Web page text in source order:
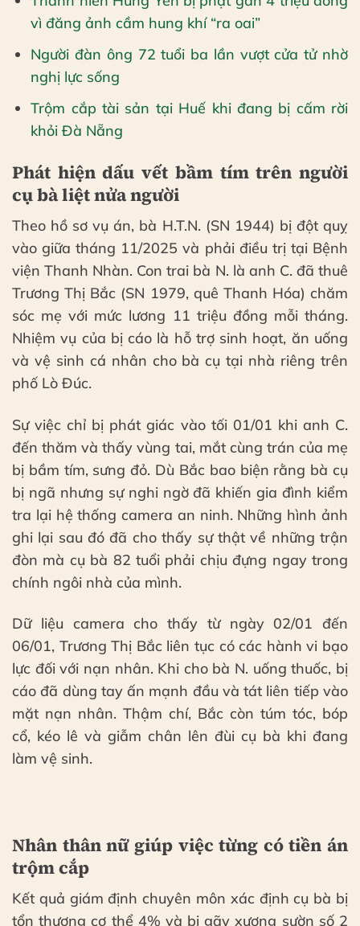
vì đăng ảnh cầm hung khí “ra oai”
Người đàn ông 72 tuổi ba lần vượt cửa tử nhờ
nghị lực sống
Trộm cắp tài sản tại Huế khi đang bị cấm rời
khỏi Đà Nẵng
Phát hiện dấu vết bầm tím trên người
cụ bà liệt nửa người
Theo hồ sơ vụ án, bà H.T.N. (SN 1944) bị đột quỵ
vào giữa tháng 11/2025 và phải điều trị tại Bệnh
viện Thanh Nhàn. Con trai bà N. là anh C. đã thuê
Trương Thị Bắc (SN 1979, quê Thanh Hóa) chăm
sóc mẹ với mức lương 11 triệu đồng mỗi tháng.
Nhiệm vụ của bị cáo là hỗ trợ sinh hoạt, ăn uống
và vệ sinh cá nhân cho bà cụ tại nhà riêng trên
phố Lò Đúc.
Sự việc chỉ bị phát giác vào tối 01/01 khi anh C.
đến thăm và thấy vùng tai, mắt cùng trán của mẹ
bị bầm tím, sưng đỏ. Dù Bắc bao biện rằng bà cụ
bị ngã nhưng sự nghi ngờ đã khiến gia đình kiểm
tra lại hệ thống camera an ninh. Những hình ảnh
ghi lại sau đó đã cho thấy sự thật về những trận
đòn mà cụ bà 82 tuổi phải chịu đựng ngay trong
chính ngôi nhà của mình.
Dữ liệu camera cho thấy từ ngày 02/01 đến
06/01, Trương Thị Bắc liên tục có các hành vi bạo
lực đối với nạn nhân. Khi cho bà N. uống thuốc, bị
cáo đã dùng tay ấn mạnh đầu và tát liên tiếp vào
mặt nạn nhân. Thậm chí, Bắc còn túm tóc, bóp
cổ, kéo lê và giẫm chân lên đùi cụ bà khi đang
làm vệ sinh.
Nhân thân nữ giúp việc từng có tiền án
trộm cắp
Kết quả giám định chuyên môn xác định cụ bà bị
tổn thương cơ thể 4% và bị gãy xương sườn số 2